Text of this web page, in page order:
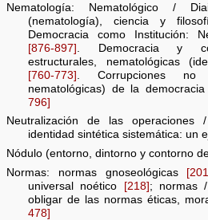
Nematología: Nematológico /
(nematología), ciencia y
Democracia como Institución:
[876-897] . Democracia y
estructurales, nematológicas
[760-773] . Corrupciones no
nematológicas) de la democracia
796]
Neutralización de las operaciones
identidad sintética sistemática: un
Nódulo (entorno, dintorno y contorno
Normas: normas gnoseológicas
universal noético
[218] ; normas
obligar de las normas éticas,
478]